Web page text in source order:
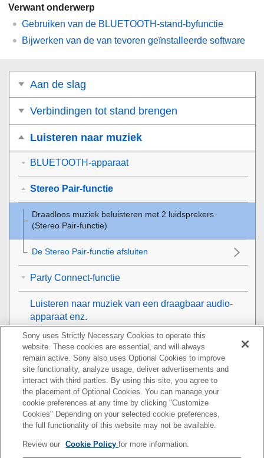
Verwant onderwerp
Gebruiken van de BLUETOOTH-stand-byfunctie
Bijwerken van de van tevoren geïnstalleerde software
Aan de slag
Verbindingen tot stand brengen
Luisteren naar muziek
BLUETOOTH-apparaat
Stereo Pair-functie
Draadloos muziek beluisteren met 2 luidsprekers
(Stereo Pair-functie)
De Stereo Pair-functie afsluiten
Party Connect-functie
Luisteren naar muziek van een draagbaar audio-
apparaat enz.
Profiteren van verschillende geluidseffecten
Telefoongesprekken
"Sony | Music Center" gebruiken
"Fiestable" gebruiken
De functie stemassistent gebruiken
Sony uses Strictly Necessary Cookies to operate this
website. These cookies are essential, and will always
remain active. Sony also uses Optional Cookies to improve
site functionality, analyze usage, deliver advertisements and
interact with third parties. By using this site, you agree to
the placement of Optional Cookies. You can manage your
cookie preferences at any time by clicking "Customize
Cookies" Depending on your selected cookie preferences,
the full functionality of this website may not be available.
Review our Cookie Policyfor more information.